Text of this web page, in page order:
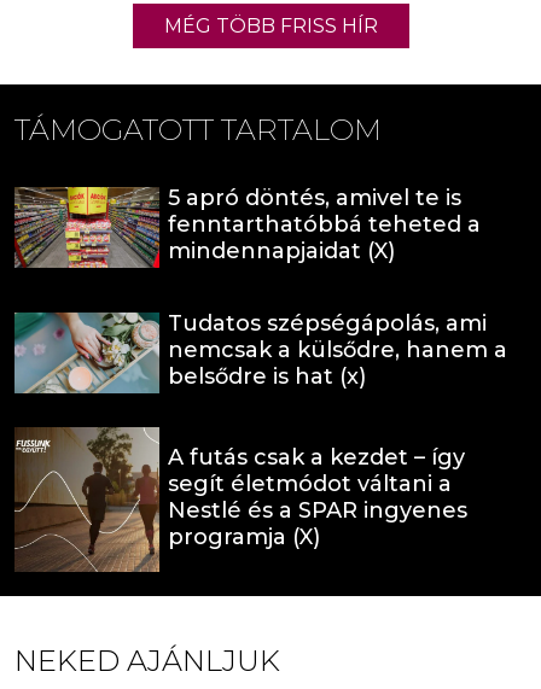
MÉG TÖBB FRISS HÍR
TÁMOGATOTT TARTALOM
5 apró döntés, amivel te is
fenntarthatóbbá teheted a
mindennapjaidat (X)
Tudatos szépségápolás, ami
nemcsak a külsődre, hanem a
belsődre is hat (x)
A futás csak a kezdet – így
segít életmódot váltani a
Nestlé és a SPAR ingyenes
programja (X)
NEKED AJÁNLJUK